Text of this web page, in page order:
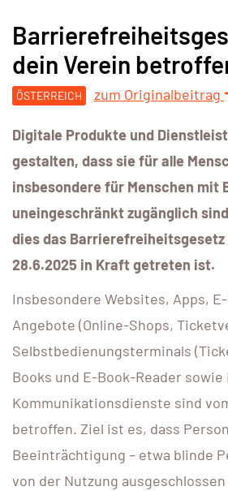
dein Verein
ÖSTERREICH zum Originalbeitrag
Digitale Produkte und
gestalten, dass sie für alle
insbesondere für Menschen mit
uneingeschränkt zugänglich
dies das Barrierefreiheitsgesetz
28.6.2025 in Kraft getreten ist.
Insbesondere Websites, Apps,
Angebote (Online-Shops,
Selbstbedienungsterminals
Books und E-Book-Reader sowie
Kommunikationsdienste sind
betroffen. Ziel ist es, dass
Beeinträchtigung – etwa blinde
von der Nutzung